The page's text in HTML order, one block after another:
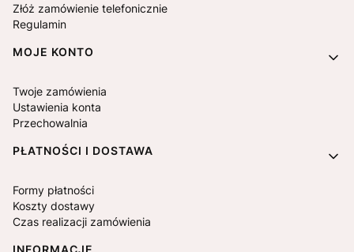
Złóż zamówienie telefonicznie
Regulamin
MOJE KONTO
Twoje zamówienia
Ustawienia konta
Przechowalnia
PŁATNOŚCI I DOSTAWA
Formy płatności
Koszty dostawy
Czas realizacji zamówienia
INFORMACJE